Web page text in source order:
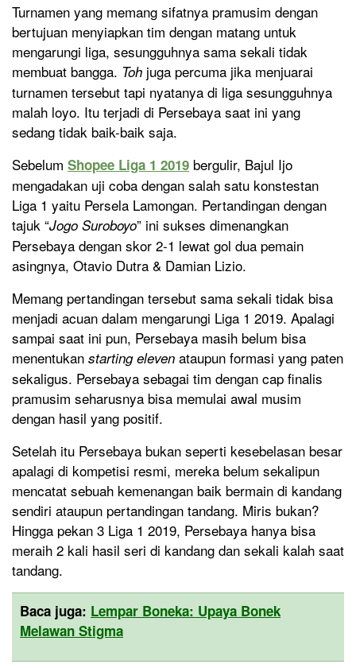
Turnamen yang memang sifatnya pramusim dengan
bertujuan menyiapkan tim dengan matang untuk
mengarungi liga, sesungguhnya sama sekali tidak
membuat bangga. Toh juga percuma jika menjuarai
turnamen tersebut tapi nyatanya di liga sesungguhnya
malah loyo. Itu terjadi di Persebaya saat ini yang
sedang tidak baik-baik saja.
Sebelum Shopee Liga 1 2019 bergulir, Bajul Ijo
mengadakan uji coba dengan salah satu konstestan
Liga 1 yaitu Persela Lamongan. Pertandingan dengan
tajuk “Jogo Suroboyo” ini sukses dimenangkan
Persebaya dengan skor 2-1 lewat gol dua pemain
asingnya, Otavio Dutra & Damian Lizio.
Memang pertandingan tersebut sama sekali tidak bisa
menjadi acuan dalam mengarungi Liga 1 2019. Apalagi
sampai saat ini pun, Persebaya masih belum bisa
menentukan starting eleven ataupun formasi yang paten
sekaligus. Persebaya sebagai tim dengan cap finalis
pramusim seharusnya bisa memulai awal musim
dengan hasil yang positif.
Setelah itu Persebaya bukan seperti kesebelasan besar
apalagi di kompetisi resmi, mereka belum sekalipun
mencatat sebuah kemenangan baik bermain di kandang
sendiri ataupun pertandingan tandang. Miris bukan?
Hingga pekan 3 Liga 1 2019, Persebaya hanya bisa
meraih 2 kali hasil seri di kandang dan sekali kalah saat
tandang.
Baca juga: Lempar Boneka: Upaya Bonek
Melawan Stigma